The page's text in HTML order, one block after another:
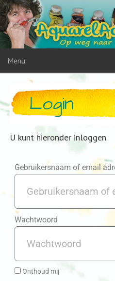
Menu
Login
U kunt hieronder inloggen
Gebruikersnaam of email
Wachtwoord
Onthoud mij